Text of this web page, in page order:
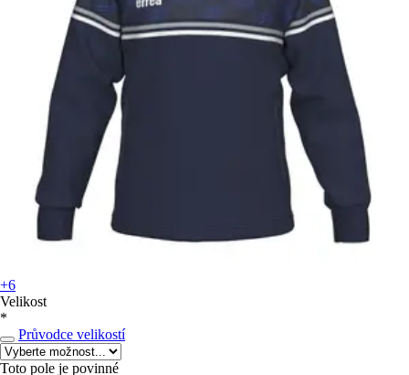
+6
Velikost
*
Průvodce velikostí
Toto pole je povinné